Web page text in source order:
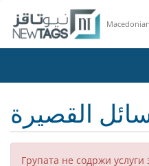
Macedonian
Групата не содржи